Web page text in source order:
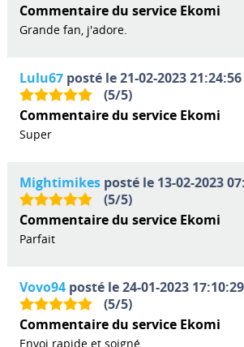
Commentaire du service Ekomi
Grande fan, j'adore.
Lulu67posté le 21-02-2023
(5/5)
Commentaire du service Ekomi
Super
Mightimikesposté le 13-02-2023
(5/5)
Commentaire du service Ekomi
Parfait
Vovo94posté le 24-01-2023
(5/5)
Commentaire du service Ekomi
Envoi rapide et soigné